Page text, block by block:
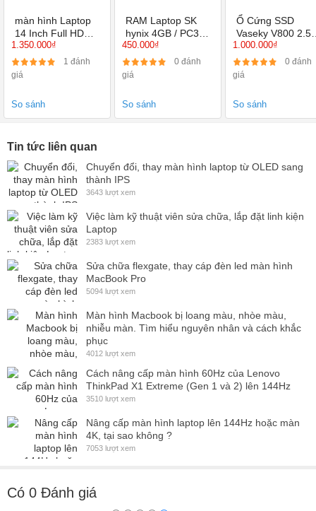
màn hình Laptop
14 Inch Full HD
1920X1080 IPS
1.350.000₫
1 đánh
giá
So sánh
RAM Laptop SK
hynix 4GB / PC3L
BUS 1600 /
12800S
450.000₫
0 đánh
giá
So sánh
Ổ Cứng SSD
Vaseky V800 2.5
inch 240GB
1.000.000₫
0 đánh
giá
So sánh
Tin tức liên quan
Chuyển đổi, thay màn hình laptop từ OLED sang
thành IPS
3643 lượt xem
Việc làm kỹ thuật viên sửa chữa, lắp đặt linh kiện
Laptop
2383 lượt xem
Sửa chữa flexgate, thay cáp đèn led màn hình
MacBook Pro
5094 lượt xem
Màn hình Macbook bị loang màu, nhòe màu,
nhiễu màn. Tìm hiểu nguyên nhân và cách khắc
phục
4012 lượt xem
Cách nâng cấp màn hình 60Hz của Lenovo
ThinkPad X1 Extreme (Gen 1 và 2) lên 144Hz
3510 lượt xem
Nâng cấp màn hình laptop lên 144Hz hoặc màn
4K, tại sao không ?
7053 lượt xem
Có 0 Đánh giá